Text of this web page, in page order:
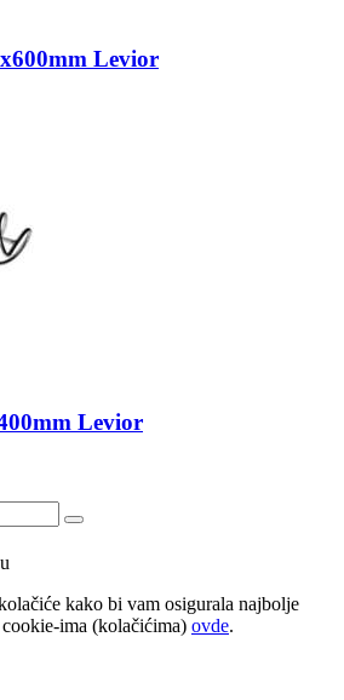
Levior
Levior
kako bi vam osigurala najbolje
ima (kolačićima) ovde.